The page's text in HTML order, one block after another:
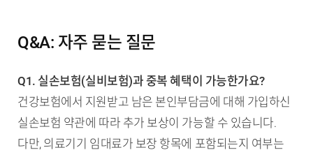
Q&A: 자주 묻는 질문
Q1. 실손보험(실비보험)과 중복 혜택이 가능한가요?
건강보험에서 지원받고 남은 본인부담금에 대해 가입하신
실손보험 약관에 따라 추가 보상이 가능할 수 있습니다.
다만, 의료기기 임대료가 보장 항목에 포함되는지 여부는